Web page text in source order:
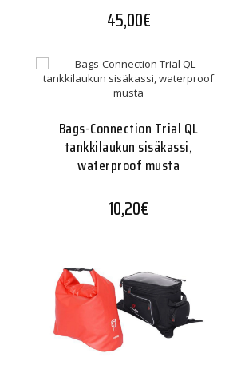
45,00€
Bags-Connection Trial QL
tankkilaukun sisäkassi,
waterproof musta
10,20€